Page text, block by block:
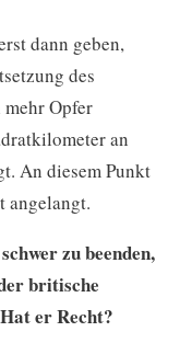
dann geben,
des
Opfer
an
An diesem Punkt
angelangt.
zu beenden,
britische
er Recht?